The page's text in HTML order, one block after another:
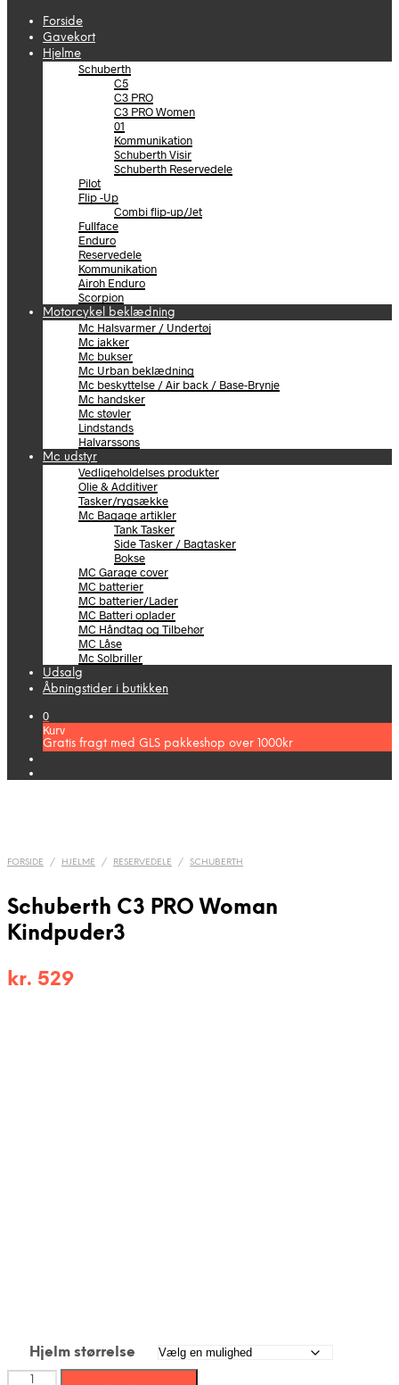
Forside
Gavekort
Hjelme
Schuberth
C5
C3 PRO
C3 PRO Women
01
Kommunikation
Schuberth Visir
Schuberth Reservedele
Pilot
Flip -Up
Combi flip-up/Jet
Fullface
Enduro
Reservedele
Kommunikation
Airoh Enduro
Scorpion
Motorcykel beklædning
Mc Halsvarmer / Undertøj
Mc jakker
Mc bukser
Mc Urban beklædning
Mc beskyttelse / Air back / Base-Brynje
Mc handsker
Mc støvler
Lindstands
Halvarssons
Mc udstyr
Vedligeholdelses produkter
Olie & Additiver
Tasker/rygsække
Mc Bagage artikler
Tank Tasker
Side Tasker / Bagtasker
Bokse
MC Garage cover
MC batterier
MC batterier/Lader
MC Batteri oplader
MC Håndtag og Tilbehør
MC Låse
Mc Solbriller
Udsalg
Åbningstider i butikken
0
Kurv
Gratis fragt med GLS pakkeshop over 1000kr
FORSIDE / HJELME / RESERVEDELE / SCHUBERTH
Schuberth C3 PRO Woman
Kindpuder3
kr. 529
Hjelm størrelse
Schuberth